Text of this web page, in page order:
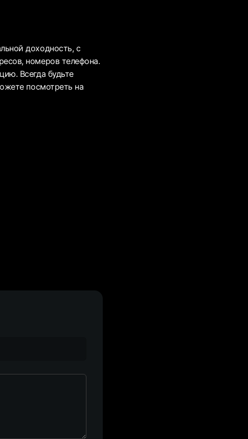
доходность, с
номеров телефона.
Всегда будьте
посмотреть на